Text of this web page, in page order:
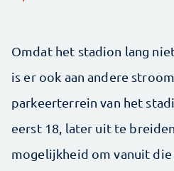
Omdat het stadion lang
is er ook aan andere
parkeerterrein van het
eerst 18, later uit te
mogelijkheid om vanuit die